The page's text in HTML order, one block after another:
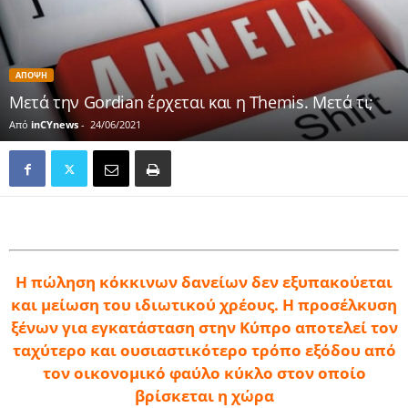
ΑΠΟΨΗ
Μετά την Gordian έρχεται και η Themis. Μετά τι;
Από inCYnews - 24/06/2021
Η πώληση κόκκινων δανείων δεν εξυπακούεται
και μείωση του ιδιωτικού χρέους. Η προσέλκυση
ξένων για εγκατάσταση στην Κύπρο αποτελεί τον
ταχύτερο και ουσιαστικότερο τρόπο εξόδου από
τον οικονομικό φαύλο κύκλο στον οποίο
βρίσκεται η χώρα